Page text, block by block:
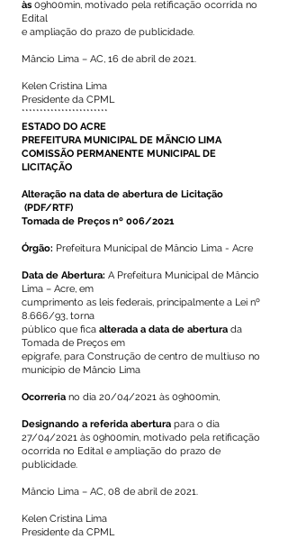
às 09h00min, motivado pela retificação ocorrida no
Edital
e ampliação do prazo de publicidade.
Mâncio Lima – AC, 16 de abril de 2021.
Kelen Cristina Lima
Presidente da CPML
************************
ESTADO DO ACRE
PREFEITURA MUNICIPAL DE MÃNCIO LIMA
COMISSÃO PERMANENTE MUNICIPAL DE
LICITAÇÃO
Alteração na data de abertura de Licitação
(PDF/RTF)
Tomada de Preços nº 006/2021
Órgão: Prefeitura Municipal de Mâncio Lima - Acre
Data de Abertura: A Prefeitura Municipal de Mâncio
Lima – Acre, em
cumprimento as leis federais, principalmente a Lei nº
8.666/93, torna
público que fica alterada a data de abertura da
Tomada de Preços em
epígrafe, para Construção de centro de multiuso no
município de Mâncio Lima
Ocorreria no dia 20/04/2021 às 09h00min,
Designando a referida abertura para o dia
27/04/2021 às 09h00min, motivado pela retificação
ocorrida no Edital e ampliação do prazo de
publicidade.
Mâncio Lima – AC, 08 de abril de 2021.
Kelen Cristina Lima
Presidente da CPML